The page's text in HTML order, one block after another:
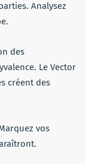
Analysez
des
Le Vector
créent des
vos